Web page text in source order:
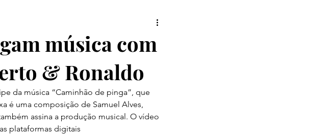
música com
& Ronaldo
da música “Caminhão de pinga”, que
é uma composição de Samuel Alves,
assina a produção musical. O vídeo
plataformas digitais